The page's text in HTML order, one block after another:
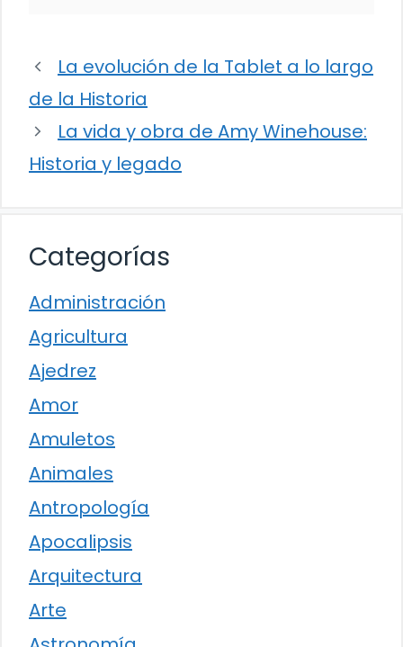
La evolución de la Tablet a lo largo
de la Historia
La vida y obra de Amy Winehouse:
Historia y legado
Categorías
Administración
Agricultura
Ajedrez
Amor
Amuletos
Animales
Antropología
Apocalipsis
Arquitectura
Arte